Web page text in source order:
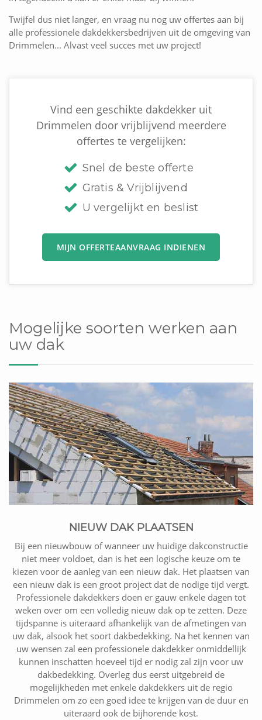
Twijfel dus niet langer, en vraag nu nog uw offertes aan bij
alle professionele dakdekkersbedrijven uit de omgeving van
Drimmelen... Alvast veel succes met uw project!
Vind een geschikte dakdekker uit
Drimmelen door vrijblijvend meerdere
offertes te vergelijken:
Snel de beste offerte
Gratis & Vrijblijvend
U vergelijkt en beslist
MIJN OFFERTEAANVRAAG INDIENEN
Mogelijke soorten werken aan
uw dak
NIEUW DAK PLAATSEN
Bij een nieuwbouw of wanneer uw huidige dakconstructie
niet meer voldoet, dan is het een logische keuze om te
kiezen voor de aanleg van een nieuw dak. Het plaatsen van
een nieuw dak is een groot project dat de nodige tijd vergt.
Professionele dakdekkers doen er gauw enkele dagen tot
weken over om een volledig nieuw dak op te zetten. Deze
tijdspanne is uiteraard afhankelijk van de afmetingen van
uw dak, alsook het soort dakbedekking. Na het kennen van
uw wensen zal een professionele dakdekker onmiddellijk
kunnen inschatten hoeveel tijd er nodig zal zijn voor uw
dakbedekking. Overleg dus eerst uitgebreid de
mogelijkheden met enkele dakdekkers uit de regio
Drimmelen om zo een goed idee te krijgen van de duur en
uiteraard ook de bijhorende kost.